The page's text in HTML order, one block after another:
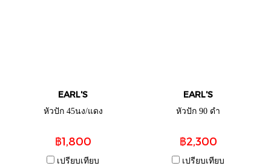
EARL'S
หัวปัก 45นง/แดง
฿1,800
เปรียบเทียบ
EARL'S
หัวปัก 90 ดำ
฿2,300
เปรียบเทียบ